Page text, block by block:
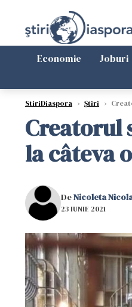
Economie Joburi
StiriDiaspora › Știri ›
Creatorul
la câteva
DeNicoleta
23 IUNIE 2021